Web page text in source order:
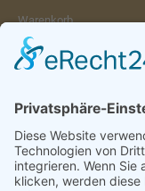
Warenkorb
Konto
Merkzettel